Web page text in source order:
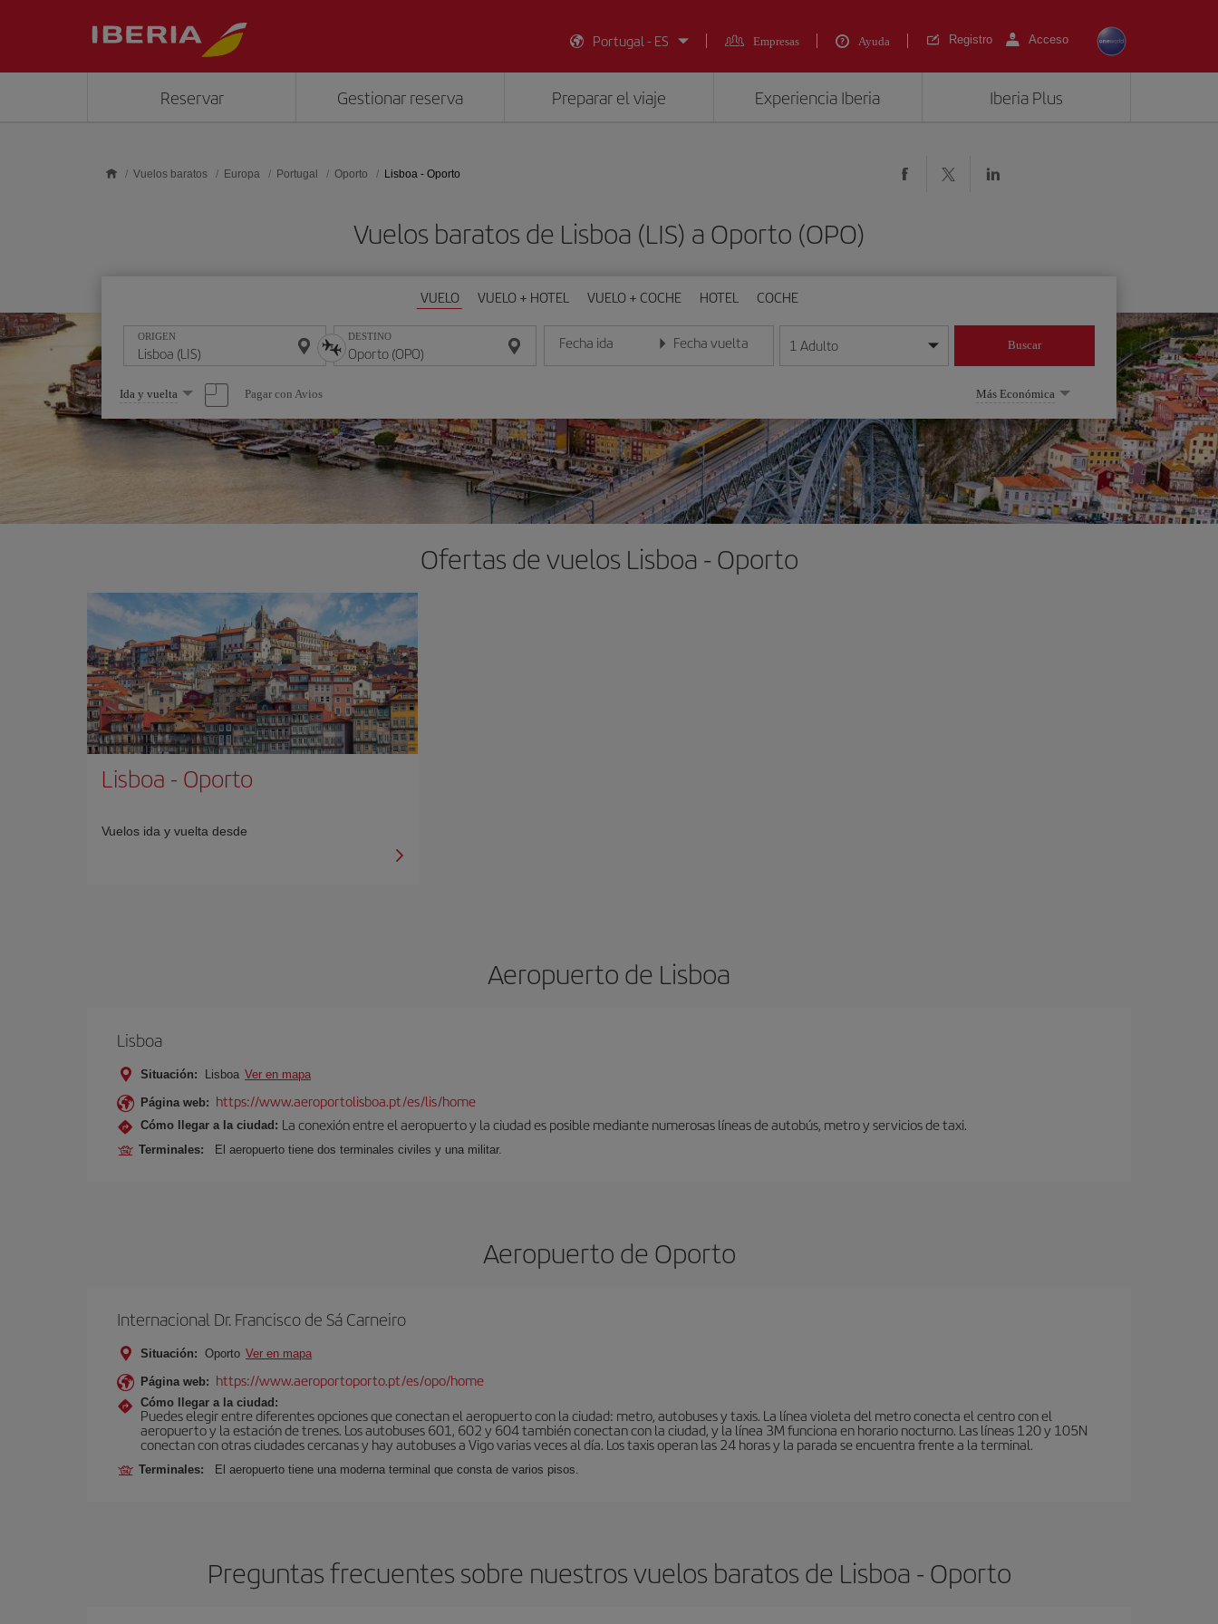
Portugal - ES
Empresas Ayuda Registro Acceso
Reservar Gestionar reserva Preparar el viaje Experiencia Iberia Iberia Plus
Vuelos baratos Europa Portugal Oporto Lisboa - Oporto
Vuelos baratos de Lisboa (LIS) a Oporto (OPO)
VUELO VUELO + HOTEL VUELO + COCHE HOTEL COCHE
ORIGEN DESTINO Fecha ida
Introduce la fecha en formato día/mes/año
Fecha vuelta
Introduce la fecha en formato día/mes/año
1 Adulto Buscar
Seleccione
una
opción
Ida y vuelta Pagar con Avios Más Económica
Ofertas de vuelos Lisboa - Oporto
Lisboa - Oporto
Vuelos ida y vuelta desde
Aeropuerto de Lisboa
Lisboa
Situación: Lisboa Ver en mapa
Página web: https://www.aeroportolisboa.pt/es/lis/home
Cómo llegar a la ciudad: La conexión entre el aeropuerto y la ciudad es posible mediante numerosas líneas de autobús, metro y servicios de taxi.
Terminales: El aeropuerto tiene dos terminales civiles y una militar.
Aeropuerto de Oporto
Internacional Dr. Francisco de Sá Carneiro
Situación: Oporto Ver en mapa
Página web: https://www.aeroportoporto.pt/es/opo/home
Cómo llegar a la ciudad:
Puedes elegir entre diferentes opciones que conectan el aeropuerto con la ciudad: metro, autobuses y taxis. La línea violeta del metro conecta el centro con el
aeropuerto y la estación de trenes. Los autobuses 601, 602 y 604 también conectan con la ciudad, y la línea 3M funciona en horario nocturno. Las líneas 120 y 105N
conectan con otras ciudades cercanas y hay autobuses a Vigo varias veces al día. Los taxis operan las 24 horas y la parada se encuentra frente a la terminal.
Terminales: El aeropuerto tiene una moderna terminal que consta de varios pisos.
Preguntas frecuentes sobre nuestros vuelos baratos de Lisboa - Oporto